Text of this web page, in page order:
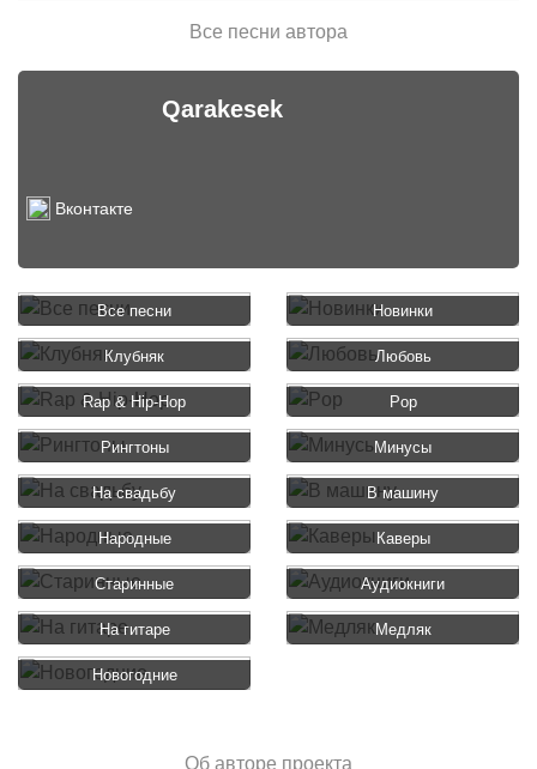
Все песни автора
Qarakesek
Вконтакте
Все песни Новинки
Клубняк Любовь
Rap & Hip-Hop Pop
Рингтоны Минусы
На свадьбу В машину
Народные Каверы
Старинные Аудиокниги
На гитаре Медляк
Новогодние
Об авторе проекта